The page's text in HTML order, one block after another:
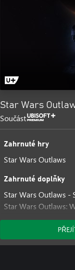
Star Wars
Součást
Zahrnuté hry
Star Wars Outlaws
Zahrnuté doplňky
Star Wars Outlaws -
Star Wars Outlaws:
Star Wars Outlaws:
Desert Nomad
Naboo Nobility